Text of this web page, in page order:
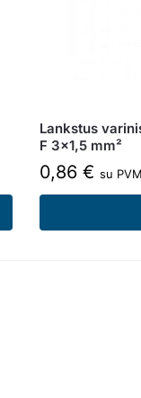
Lankstus
F 3×1,5 mm²
0,86 € su